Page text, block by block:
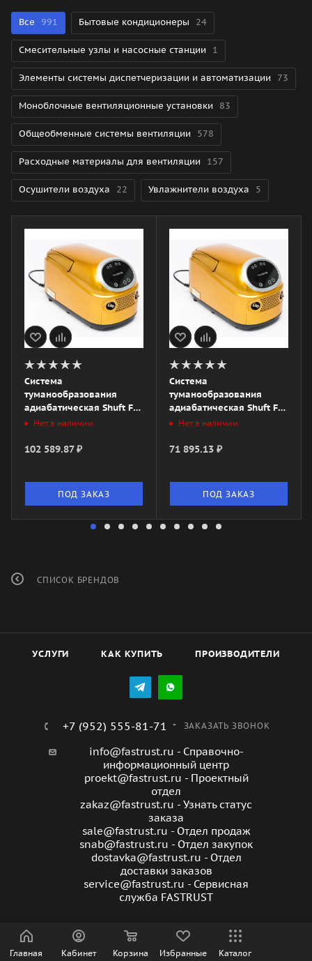
Все 991 Бытовые кондиционеры 24
Смесительные узлы и насосные станции 1
Элементы системы диспетчеризации и автоматизации 73
Моноблочные вентиляционные установки 83
Общеобменные системы вентиляции 578
Расходные материалы для вентиляции 157
Осушители воздуха 22 Увлажнители воздуха 5
Система
туманообразования
адиабатическая Shuft FG-
050Нет в наличии
102 589.87₽
ПОД ЗАКАЗ
Система
туманообразования
адиабатическая Shuft FG-
025Нет в наличии
71 895.13 ₽
ПОД ЗАКАЗ
СПИСОК БРЕНДОВ
УСЛУГИ КАК КУПИТЬ ПРОИЗВОДИТЕЛИ
+7 (952) 555-81-71 ЗАКАЗАТЬ ЗВОНОК
info@fastrust.ru - Справочно-
информационный центр
proekt@fastrust.ru - Проектный
отдел
zakaz@fastrust.ru - Узнать статус
заказа
sale@fastrust.ru - Отдел продаж
snab@fastrust.ru - Отдел закупок
dostavka@fastrust.ru - Отдел
доставки заказов
service@fastrust.ru - Сервисная
служба FASTRUST
Санкт-Петербург
Главная Кабинет Корзина Избранные Каталог